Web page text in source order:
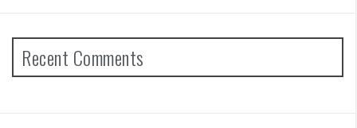
Recent Comments